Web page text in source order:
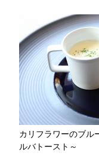
カリフラワーのブル
ルバトースト～